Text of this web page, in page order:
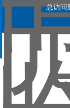
总访问